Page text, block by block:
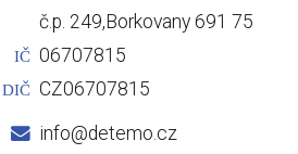
č.p. 249,Borkovany 691 75
IČ 06707815
DIČ CZ06707815
info@detemo.cz